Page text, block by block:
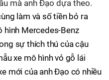
mà anh Đạo dựa theo.
làm và số tiền bỏ ra
hình Mercedes-Benz
sự thích thú của cậu
xe mô hình vỏ gỗ lái
mới của anh Đạo có nhiều